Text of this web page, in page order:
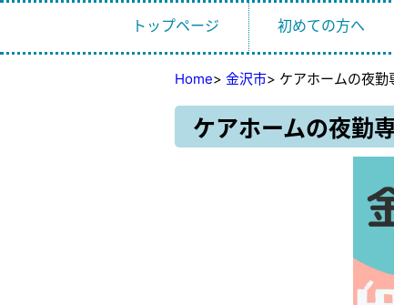
トップページ 初めての方へ
Home> 金沢市> ケアホームの夜
ケアホームの夜勤